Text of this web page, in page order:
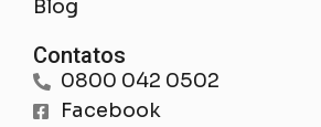
Blog
Contatos
0800 042 0502
Facebook